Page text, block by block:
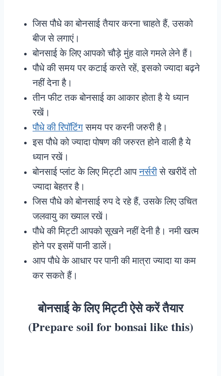
जिस पौधे का बोनसाई तैयार करना चाहते हैं, उसको
बीज से लगाएं।
बोनसाई के लिए आपको चौड़े मुंह वाले गमले लेने हैं।
पौधे की समय पर कटाई करते रहें, इसको ज्यादा बढ़ने
नहीं देना है।
तीन फीट तक बोनसाई का आकार होता है ये ध्यान
रखें।
पौधे की रिपॉटिंगसमय पर करनी जरुरी है।
इस पौधे को ज्यादा पोषण की जरुरत होने वाली है ये
ध्यान रखें।
बोनसाई प्लांट के लिए मिट्टी आपनर्सरीसे खरीदें तो
ज्यादा बेहतर है।
जिस पौधे को बोनसाई रुप दे रहे हैं, उसके लिए उचित
जलवायु का ख्याल रखें।
पौधे की मिट्टी आपको सूखने नहीं देनी है। नमी खत्म
होने पर इसमें पानी डालें।
आप पौधे के आधार पर पानी की मात्रा ज्यादा या कम
कर सकते हैं।
बोनसाई के लिए मिट्टी ऐसे करें तैयार
(Prepare soil for bonsai like this)